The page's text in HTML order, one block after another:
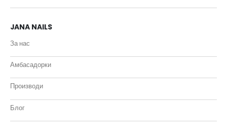
JANA NAILS
За нас
Амбасадорки
Производи
Блог